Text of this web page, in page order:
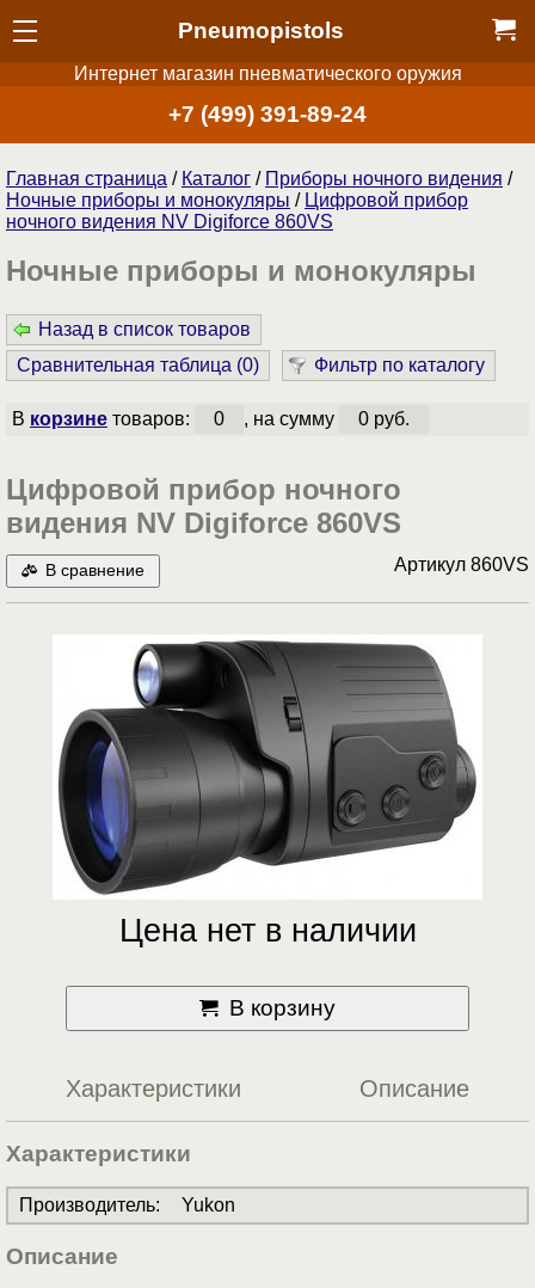
Pneumopistols
Интернет магазин пневматического оружия
+7 (499) 391-89-24
Главная страница / Каталог / Приборы ночного видения /
Ночные приборы и монокуляры / Цифровой прибор
ночного видения NV Digiforce 860VS
Ночные приборы и монокуляры
Назад в список товаров
Сравнительная таблица (0) Фильтр по каталогу
В корзинетоваров: 0 , на сумму 0 руб.
Цифровой прибор ночного
видения NV Digiforce 860VS
В сравнение Артикул 860VS
Цена нет в наличии
В корзину
Характеристики Описание
Характеристики
Производитель: Yukon
Описание